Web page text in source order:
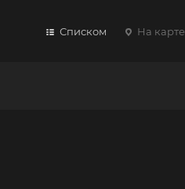
Списком На карте